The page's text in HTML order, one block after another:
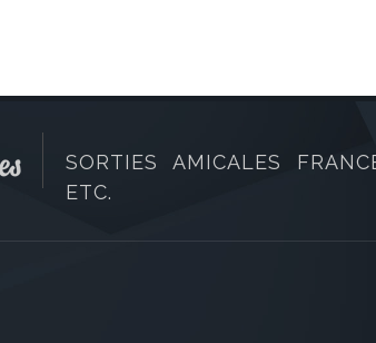
SORTIES AMICALES
ETC.